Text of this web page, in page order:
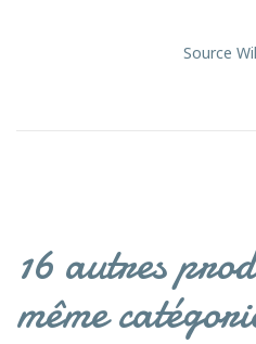
Source
16 autres
même